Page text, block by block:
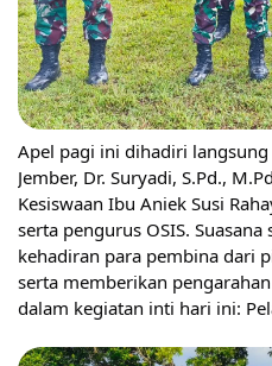
Apel pagi ini dihadiri langsung
Jember, Dr. Suryadi, S.Pd.,
Kesiswaan Ibu Aniek Susi
serta pengurus OSIS.
kehadiran para pembina dari
serta memberikan
dalam kegiatan inti hari ini: